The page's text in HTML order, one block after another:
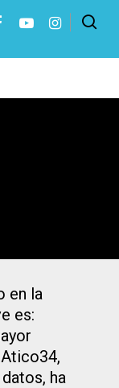
cerrar
en la
es:
ha